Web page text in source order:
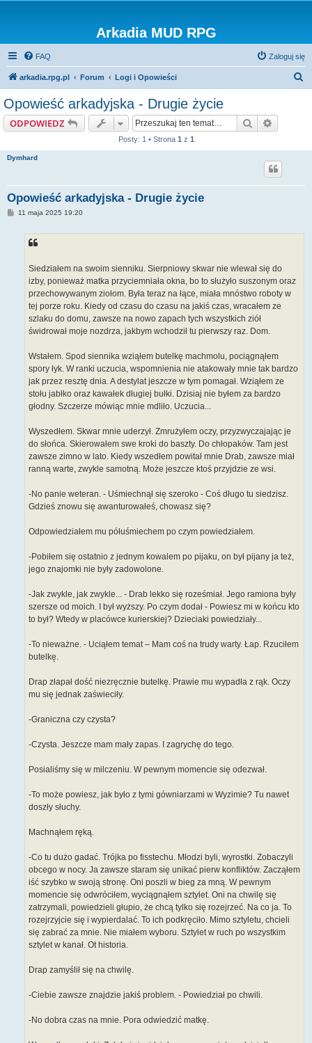
Arkadia MUD RPG
FAQ Zaloguj się
arkadia.rpg.pl Forum Logi i Opowieści
Opowieść arkadyjska - Drugie życie
ODPOWIEDZ Szukaj
Posty: 1 • Strona 1 z 1
Dymhard
Opowieść arkadyjska - Drugie życie
P11 maja 2025 19:20
Siedziałem na swoim sienniku. Sierpniowy skwar nie wlewał się do
izby, ponieważ matka przyciemniała okna, bo to służyło suszonym oraz
przechowywanym ziołom. Była teraz na łące, miała mnóstwo roboty w
tej porze roku. Kiedy od czasu do czasu na jakiś czas, wracałem ze
szlaku do domu, zawsze na nowo zapach tych wszystkich ziół
świdrował moje nozdrza, jakbym wchodził tu pierwszy raz. Dom.
Wstałem. Spod siennika wziąłem butelkę machmolu, pociągnąłem
spory łyk. W ranki uczucia, wspomnienia nie atakowały mnie tak bardzo
jak przez resztę dnia. A destylat jeszcze w tym pomagał. Wziąłem ze
stołu jabłko oraz kawałek długiej bułki. Dzisiaj nie byłem za bardzo
głodny. Szczerze mówiąc mnie mdliło. Uczucia...
Wyszedłem. Skwar mnie uderzył. Zmrużyłem oczy, przyzwyczajając je
do słońca. Skierowałem swe kroki do baszty. Do chłopaków. Tam jest
zawsze zimno w lato. Kiedy wszedłem powitał mnie Drab, zawsze miał
ranną warte, zwykle samotną. Może jeszcze ktoś przyjdzie ze wsi.
-No panie weteran. - Uśmiechnął się szeroko - Coś długo tu siedzisz.
Gdzieś znowu się awanturowałeś, chowasz się?
Odpowiedziałem mu półuśmiechem po czym powiedziałem.
-Pobiłem się ostatnio z jednym kowalem po pijaku, on był pijany ja też,
jego znajomki nie były zadowolone.
-Jak zwykle, jak zwykle... - Drab lekko się roześmiał. Jego ramiona były
szersze od moich. I był wyższy. Po czym dodał - Powiesz mi w końcu kto
to był? Wtedy w placówce kurierskiej? Dzieciaki powiedziały...
-To nieważne. - Uciąłem temat – Mam coś na trudy warty. Łap. Rzuciłem
butelkę.
Drap złapał dość niezręcznie butelkę. Prawie mu wypadła z rąk. Oczy
mu się jednak zaświeciły.
-Graniczna czy czysta?
-Czysta. Jeszcze mam mały zapas. I zagrychę do tego.
Posialiśmy się w milczeniu. W pewnym momencie się odezwał.
-To może powiesz, jak było z tymi gówniarzami w Wyzimie? Tu nawet
doszły słuchy.
Machnąłem ręką.
-Co tu dużo gadać. Trójka po fisstechu. Młodzi byli, wyrostki. Zobaczyli
obcego w nocy. Ja zawsze staram się unikać pierw konfliktów. Zacząłem
iść szybko w swoją stronę. Oni poszli w bieg za mną. W pewnym
momencie się odwróciłem, wyciągnąłem sztylet. Oni na chwilę się
zatrzymali, powiedzieli głupio, że chcą tylko się rozejrzeć. Na co ja. To
rozejrzyjcie się i wypierdalać. To ich podkręciło. Mimo sztyletu, chcieli
się zabrać za mnie. Nie miałem wyboru. Sztylet w ruch po wszystkim
sztylet w kanał. Ot historia.
Drap zamyślił się na chwilę.
-Ciebie zawsze znajdzie jakiś problem. - Powiedział po chwili.
-No dobra czas na mnie. Pora odwiedzić matkę.